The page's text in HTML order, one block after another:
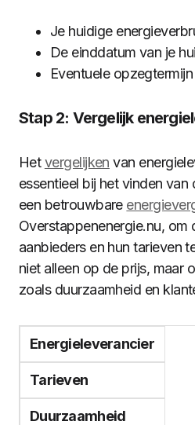
Je huidige
De einddatum van je
Eventuele
Stap 2: Vergelijk
Hetvergelijken van
essentieel bij het vinden van
een betrouwbare
Overstappenenergie.nu, om
aanbieders en hun tarieven
niet alleen op de prijs, maar
zoals duurzaamheid en
Energieleverancier
Tarieven
Duurzaamheid